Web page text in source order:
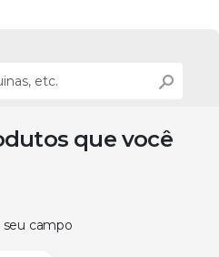
que você
seu campo